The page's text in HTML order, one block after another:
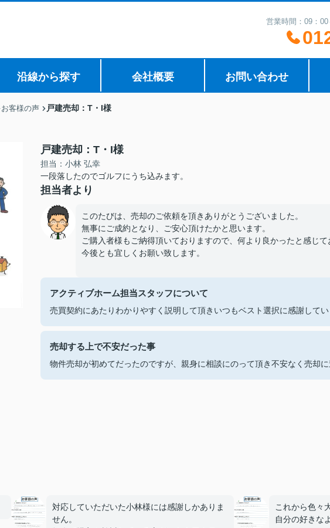
営業時間：09：
沿線から探す 会社概要 お問い合わせ
お客様の声 戸建売却：T・I様
戸建売却：T・I様
担当：小林 弘幸
一段落したのでゴルフにうち込みます。
担当者より
このたびは、売却のご依頼を頂きありがとうございました。
無事にご成約となり、ご安心頂けたかと思います。
ご購入者様もご納得頂いておりますので、何より良かったと感じて
今後とも宜しくお願い致します。
アクティブホーム担当スタッフについて
売買契約にあたりわかりやすく説明して頂きいつもベスト選択に感謝してい
売却する上で不安だった事
物件売却が初めてだったのですが、親身に相談にのって頂き不安なく売却に
対応していただいた小林様には感謝しかありま
せん。
これから色々
自分の好きな